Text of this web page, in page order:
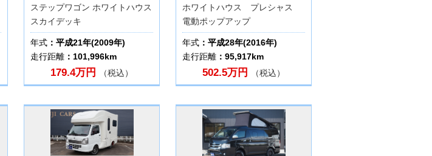
ステップワゴン ホワイトハウス
スカイデッキ
年式 ：平成21年(2009年)
走行距離 ：101,996km
179.4万円 （税込）
ホワイトハウス プレシャス
電動ポップアップ
年式 ：平成28年(2016年)
走行距離 ：95,917km
502.5万円 （税込）